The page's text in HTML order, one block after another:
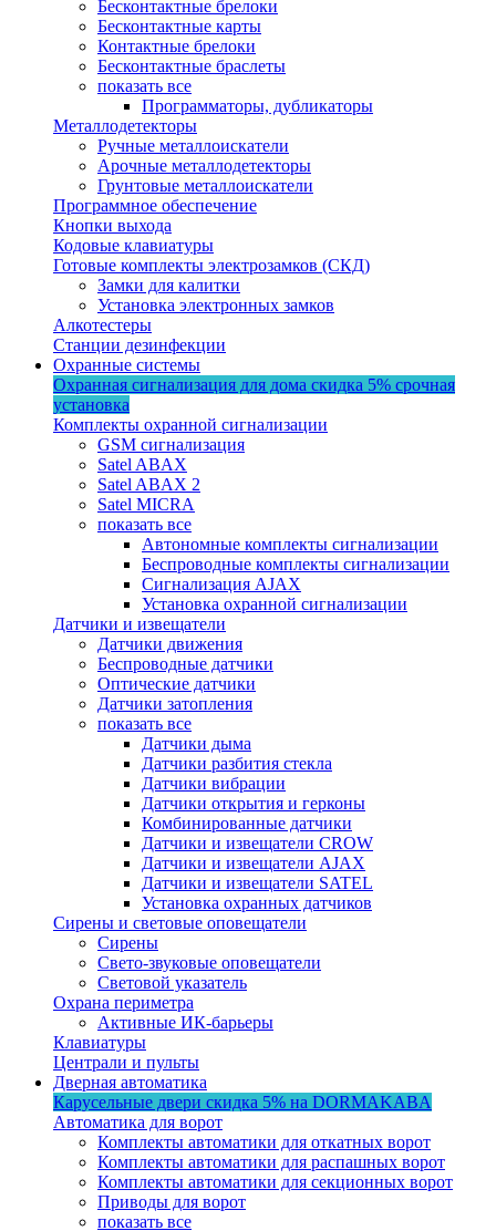
Бесконтактные брелоки
Бесконтактные карты
Контактные брелоки
Бесконтактные браслеты
показать все
Программаторы, дубликаторы
Металлодетекторы
Ручные металлоискатели
Арочные металлодетекторы
Грунтовые металлоискатели
Программное обеспечение
Кнопки выхода
Кодовые клавиатуры
Готовые комплекты электрозамков (СКД)
Замки для калитки
Установка электронных замков
Алкотестеры
Станции дезинфекции
Охранные системы
Охранная сигнализация для дома скидка 5% срочная
установка
Комплекты охранной сигнализации
GSM сигнализация
Satel ABAX
Satel ABAX 2
Satel MICRA
показать все
Автономные комплекты сигнализации
Беспроводные комплекты сигнализации
Сигнализация AJAX
Установка охранной сигнализации
Датчики и извещатели
Датчики движения
Беспроводные датчики
Оптические датчики
Датчики затопления
показать все
Датчики дыма
Датчики разбития стекла
Датчики вибрации
Датчики открытия и герконы
Комбинированные датчики
Датчики и извещатели CROW
Датчики и извещатели AJAX
Датчики и извещатели SATEL
Установка охранных датчиков
Сирены и световые оповещатели
Сирены
Свето-звуковые оповещатели
Световой указатель
Охрана периметра
Активные ИК-барьеры
Клавиатуры
Централи и пульты
Дверная автоматика
Карусельные двери скидка 5% на DORMAKABA
Автоматика для ворот
Комплекты автоматики для откатных ворот
Комплекты автоматики для распашных ворот
Комплекты автоматики для секционных ворот
Приводы для ворот
показать все